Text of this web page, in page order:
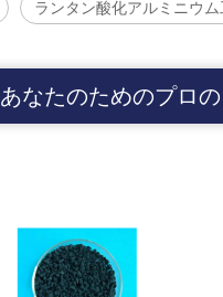
ランタン酸化アルミニウ
あなたのためのプロ